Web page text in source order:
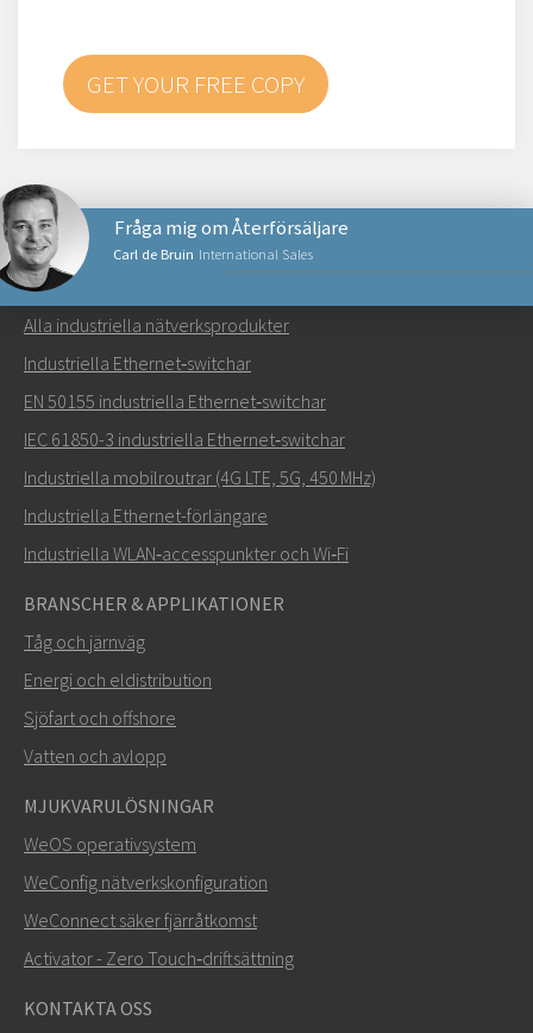
GET YOUR FREE COPY
Carl de Bruin International Sales
Fråga mig om Återförsäljare
Skicka ett meddelande till Carl
Hur kan Carl kontakta dig?
+46 16 42 80 00
info@westermo.com
NÄTVERKSPRODUKTER
Alla industriella nätverksprodukter
Industriella Ethernet‑switchar
EN 50155 industriella Ethernet‑switchar
IEC 61850-3 industriella Ethernet‑switchar
Industriella mobilroutrar (4G LTE, 5G, 450 MHz)
Industriella Ethernet-förlängare
Industriella WLAN‑accesspunkter och Wi‑Fi
BRANSCHER & APPLIKATIONER
Tåg och järnväg
Energi och eldistribution
Sjöfart och offshore
Vatten och avlopp
MJUKVARULÖSNINGAR
WeOS operativsystem
WeConfig nätverkskonfiguration
WeConnect säker fjärråtkomst
Activator - Zero Touch‑driftsättning
KONTAKTA OSS